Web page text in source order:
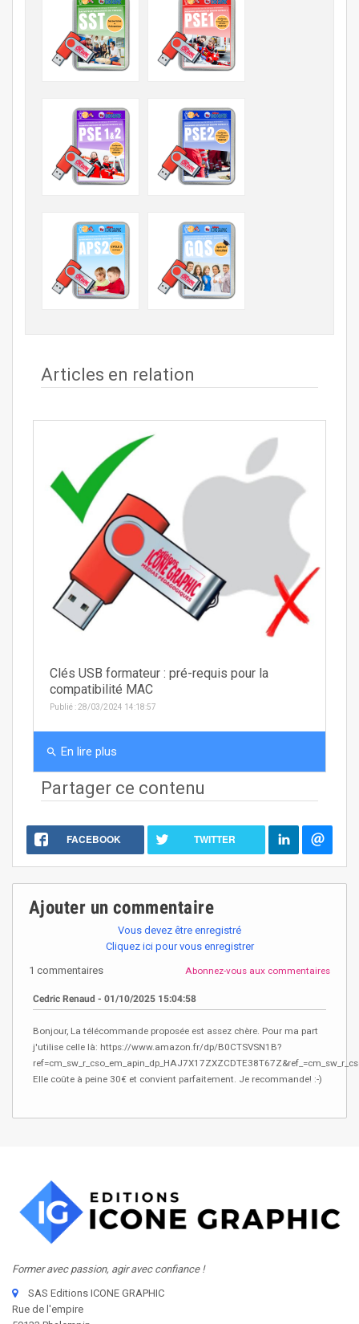
Articles en relation
Clés USB formateur : pré-requis pour la
compatibilité MAC
Publié : 28/03/2024 14:18:57
search En lire plus
Partager ce contenu
FACEBOOK TWITTER
Ajouter un commentaire
Vous devez être enregistré
Cliquez ici pour vous enregistrer
1 commentaires
Abonnez-vous aux commentaires
Cedric Renaud - 01/10/2025 15:04:58
Bonjour, La télécommande proposée est assez chère. Pour ma part
j'utilise celle là: https://www.amazon.fr/dp/B0CTSVSN1B?
Elle coûte à peine 30€ et convient parfaitement. Je recommande! :-)
Former avec passion, agir avec confiance !
SAS Editions ICONE GRAPHIC
Rue de l'empire